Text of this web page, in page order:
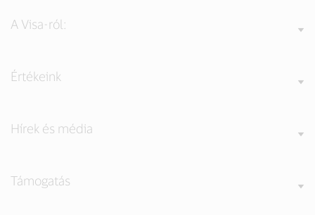
A Visa-ról:
Értékeink
Hírek és média
Támogatás